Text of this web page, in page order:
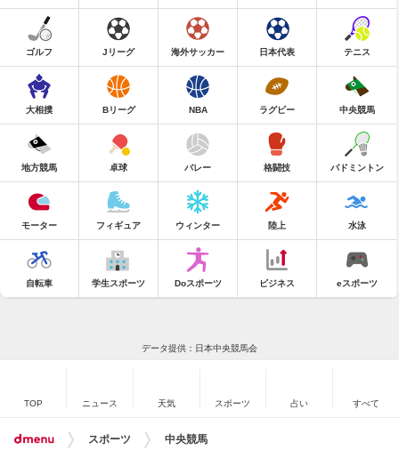
ゴルフ Jリーグ 海外サッカー 日本代表 テニス
大相撲 Bリーグ NBA ラグビー 中央競馬
地方競馬 卓球 バレー 格闘技 バドミントン
モーター フィギュア ウィンター 陸上 水泳
自転車 学生スポーツ Doスポーツ ビジネス eスポーツ
データ提供：日本中央競馬会
TOP ニュース 天気 スポーツ 占い すべて
スポーツ 中央競馬